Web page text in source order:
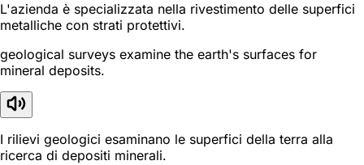
L'azienda è specializzata nella rivestimento delle superfici
metalliche con strati protettivi.
geological surveys examine the earth's surfaces for
mineral deposits.
I rilievi geologici esaminano le superfici della terra alla
ricerca di depositi minerali.